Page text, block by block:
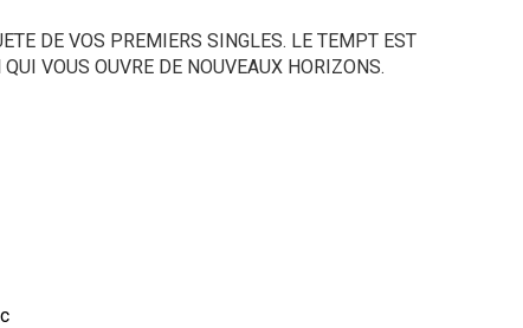
DE VOS PREMIERS SINGLES. LE TEMPT EST
VOUS OUVRE DE NOUVEAUX HORIZONS.